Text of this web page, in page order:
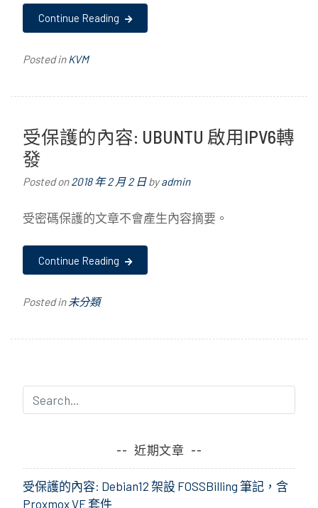
Continue Reading
Posted inKVM
受保護的內容: UBUNTU 啟用IPV6轉
發
Posted on2018 年 2 月 2 日byadmin
受密碼保護的文章不會產生內容摘要。
Continue Reading
Posted in 未分類
近期文章
受保護的內容: Debian12 架設 FOSSBilling 筆記，含
Proxmox VE 套件